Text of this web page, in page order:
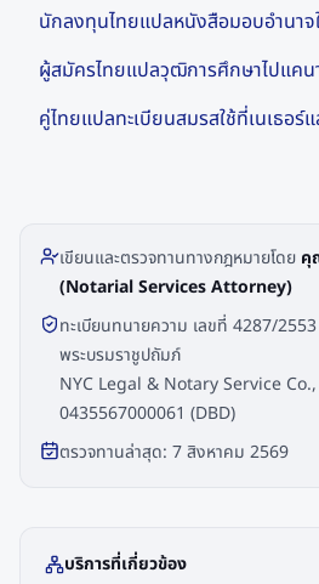
นักลงทุนไทยแปลหนังสือมอบอำนาจ
ผู้สมัครไทยแปลวุฒิการศึกษาไปแคน
คู่ไทยแปลทะเบียนสมรสใช้ที่เนเธอร์
เขียนและตรวจทานทางกฎหมายโดย คุ
(Notarial Services Attorney)
ทะเบียนทนายความ เลขที่ 4287/
พระบรมราชูปถัมภ์
NYC Legal & Notary Service
0435567000061 (DBD)
ตรวจทานล่าสุด: 7 สิงหาคม 2569
บริการที่เกี่ยวข้อง